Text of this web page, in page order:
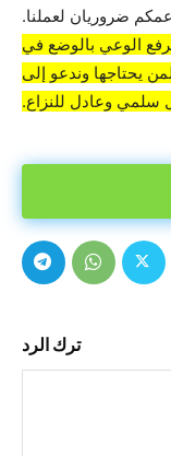
ضروريان لعملنا.
الوعي بالوضع في
يحتاجها وندعو إلى
سلمي وعادل للنزاع.
ترك الرد